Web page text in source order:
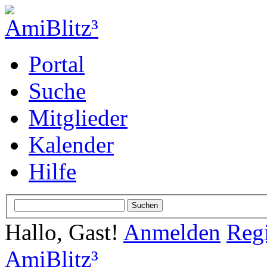
Portal
Suche
Mitglieder
Kalender
Hilfe
Hallo, Gast! Anmelden
AmiBlitz³